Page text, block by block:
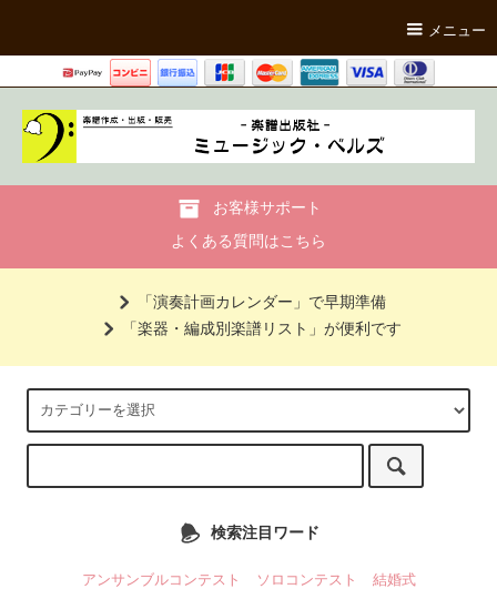
メニュー
お客様サポート
よくある質問はこちら
「演奏計画カレンダー」で早期準備
「楽器・編成別楽譜リスト」が便利です
検索注目ワード
アンサンブルコンテスト ソロコンテスト
結婚式